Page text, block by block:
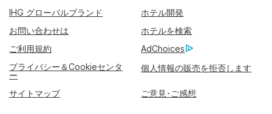
IHG グローバルブランド
ホテル開発
お問い合わせは
ホテルを検索
ご利用規約
AdChoices
プライバシー＆Cookieセンタ
ー
個人情報の販売を拒否します
サイトマップ ご意見･ご感想